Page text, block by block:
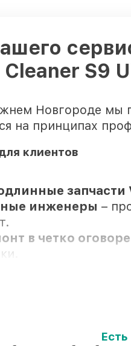
Cleaner S9
Новгороде мы
на принципах
клиентов
запчасти
инженеры –
в четко
– все